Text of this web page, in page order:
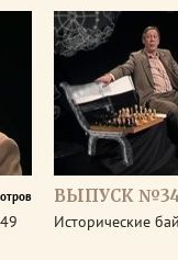
ВЫПУСК
Исторические